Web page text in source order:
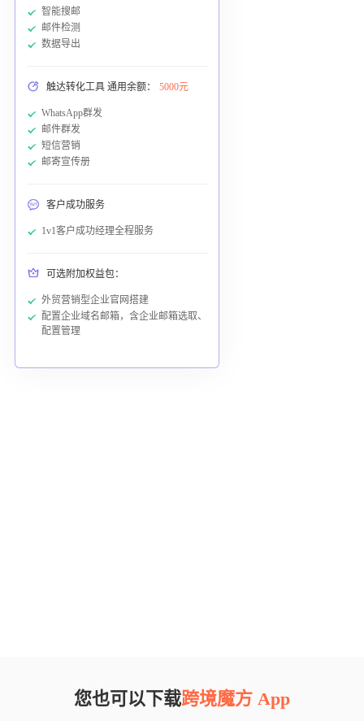
智能搜邮
邮件检测
数据导出
触达转化工具 通用余额： 5000元
WhatsApp群发
邮件群发
短信营销
邮寄宣传册
客户成功服务
1v1客户成功经理全程服务
可选附加权益包：
外贸营销型企业官网搭建
配置企业域名邮箱，含企业邮箱选取、
配置管理
您也可以下载跨境魔方 App